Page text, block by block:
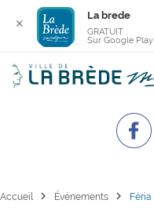
Accueil chevron_right Événements chevron_right Féria
✕
La brede
GRATUIT
Sur Google Play